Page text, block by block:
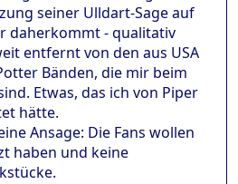
seiner Ulldart-Sage auf
daherkommt - qualitativ
entfernt von den aus USA
Bänden, die mir beim
Etwas, das ich von Piper
hätte.
Ansage: Die Fans wollen
haben und keine